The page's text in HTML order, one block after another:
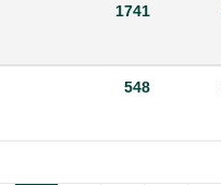
1741
548